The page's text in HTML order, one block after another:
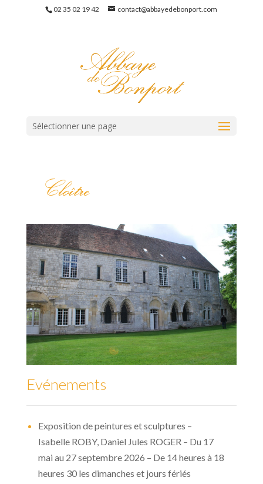
02 35 02 19 42 contact@abbayedebonport.com
Sélectionner une page
Cloître
Evénements
Exposition de peintures et sculptures –
Isabelle ROBY, Daniel Jules ROGER – Du 17
mai au 27 septembre 2026 – De 14 heures à 18
heures 30 les dimanches et jours fériés